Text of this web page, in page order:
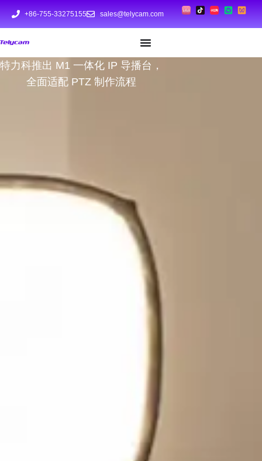
+86-755-33275155 sales@telycam.com
特力科推出 M1 一体化 IP 导播台，
全面适配 PTZ 制作流程